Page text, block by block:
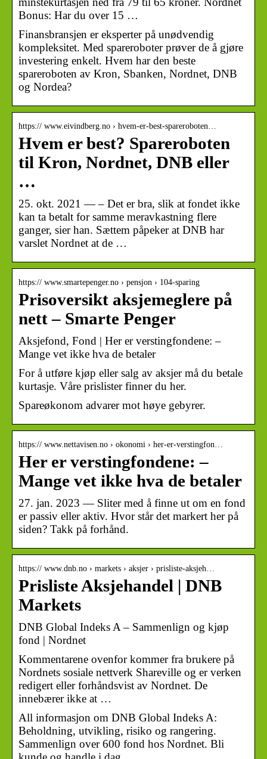
Bonus: Har du over 15 …
Finansbransjen er eksperter på unødvendig
kompleksitet. Med spareroboter prøver de å gjøre
investering enkelt. Hvem har den beste
spareroboten av Kron, Sbanken, Nordnet, DNB
og Nordea?
https:// www.eivindberg.no › hvem-er-best-spareroboten…
Hvem er best? Spareroboten
til Kron, Nordnet, DNB eller
…
25. okt. 2021 — – Det er bra, slik at fondet ikke
kan ta betalt for samme meravkastning flere
ganger, sier han. Sættem påpeker at DNB har
varslet Nordnet at de …
https:// www.smartepenger.no › pensjon › 104-sparing
Prisoversikt aksjemeglere på
nett – Smarte Penger
Aksjefond, Fond | Her er verstingfondene: –
Mange vet ikke hva de betaler
For å utføre kjøp eller salg av aksjer må du betale
kurtasje. Våre prislister finner du her.
Spareøkonom advarer mot høye gebyrer.
https:// www.nettavisen.no › okonomi › her-er-verstingfon…
Her er verstingfondene: –
Mange vet ikke hva de betaler
27. jan. 2023 — Sliter med å finne ut om en fond
er passiv eller aktiv. Hvor står det markert her på
siden? Takk på forhånd.
https:// www.dnb.no › markets › aksjer › prisliste-aksjeh…
Prisliste Aksjehandel | DNB
Markets
DNB Global Indeks A – Sammenlign og kjøp
fond | Nordnet
Kommentarene ovenfor kommer fra brukere på
Nordnets sosiale nettverk Shareville og er verken
redigert eller forhåndsvist av Nordnet. De
innebærer ikke at …
All informasjon om DNB Global Indeks A:
Beholdning, utvikling, risiko og rangering.
Sammenlign over 600 fond hos Nordnet. Bli